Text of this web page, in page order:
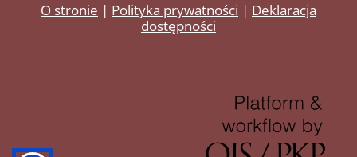
O stronie | Polityka prywatności | Deklaracja
dostępności